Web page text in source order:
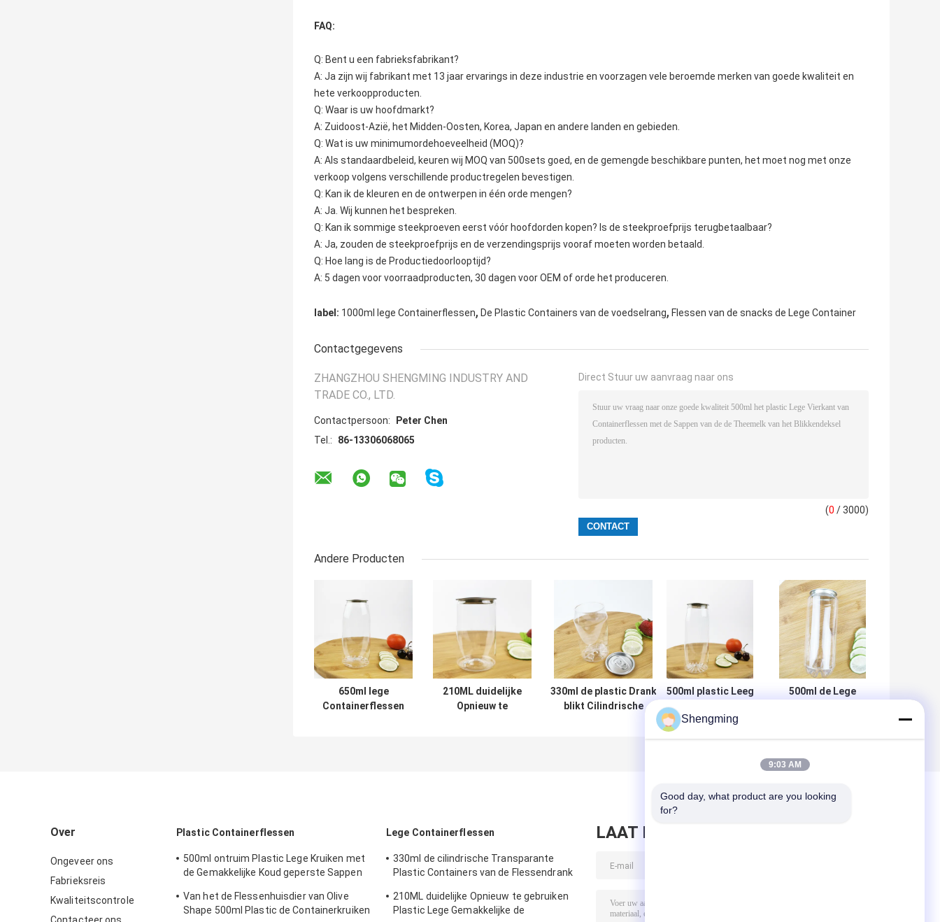
FAQ:
Q: Bent u een fabrieksfabrikant?
A: Ja zijn wij fabrikant met 13 jaar ervarings in deze industrie en voorzagen vele beroemde merken van goede kwaliteit en
hete verkoopproducten.
Q: Waar is uw hoofdmarkt?
A: Zuidoost-Azië, het Midden-Oosten, Korea, Japan en andere landen en gebieden.
Q: Wat is uw minimumordehoeveelheid (MOQ)?
A: Als standaardbeleid, keuren wij MOQ van 500sets goed, en de gemengde beschikbare punten, het moet nog met onze
verkoop volgens verschillende productregelen bevestigen.
Q: Kan ik de kleuren en de ontwerpen in één orde mengen?
A: Ja. Wij kunnen het bespreken.
Q: Kan ik sommige steekproeven eerst vóór hoofdorden kopen? Is de steekproefprijs terugbetaalbaar?
A: Ja, zouden de steekproefprijs en de verzendingsprijs vooraf moeten worden betaald.
Q: Hoe lang is de Productiedoorlooptijd?
A: 5 dagen voor voorraadproducten, 30 dagen voor OEM of orde het produceren.
label: 1000ml lege Containerflessen, De Plastic Containers van de voedselrang, Flessen van de snacks de Lege Container
Contactgegevens
ZHANGZHOU SHENGMING INDUSTRY AND
TRADE CO., LTD.
Contactpersoon:
Peter Chen
Tel.:
86-13306068065
Direct Stuur uw aanvraag naar ons
(0 / 3000)
Andere Producten
650ml lege
Containerflessen
210ML duidelijke
Opnieuw te
330ml de plastic Drank
blikt Cilindrische
500ml plastic Leeg
Bloembodem van
Containerflessen
500ml de Lege
Dranken van de
Over
Ongeveer ons
Fabrieksreis
Kwaliteitscontrole
Plastic Containerflessen
500ml ontruim Plastic Lege Kruiken met
de Gemakkelijke Koud geperste Sappen
Van het de Flessenhuisdier van Olive
Shape 500ml Plastic de Containerkruiken
Lege Containerflessen
330ml de cilindrische Transparante
Plastic Containers van de Flessendrank
210ML duidelijke Opnieuw te gebruiken
Plastic Lege Gemakkelijke de
LAAT BERICHT ACHTER
Shengming
9:03 AM
Good day, what product are you looking
for?